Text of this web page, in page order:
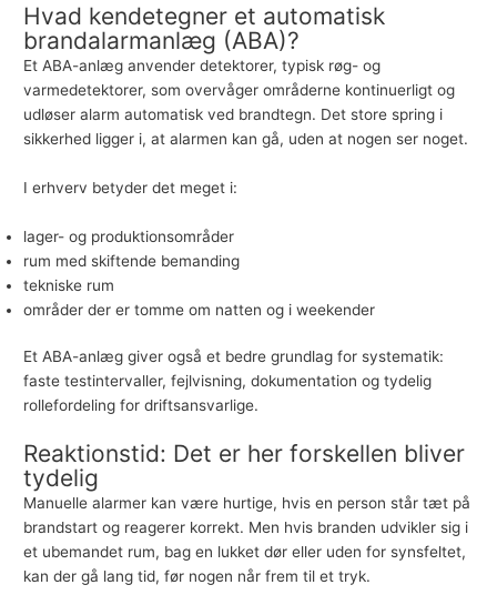
Hvad kendetegner et automatisk
brandalarmanlæg (ABA)?
Et ABA-anlæg anvender detektorer, typisk røg- og
varmedetektorer, som overvåger områderne kontinuerligt og
udløser alarm automatisk ved brandtegn. Det store spring i
sikkerhed ligger i, at alarmen kan gå, uden at nogen ser noget.
I erhverv betyder det meget i:
lager- og produktionsområder
rum med skiftende bemanding
tekniske rum
områder der er tomme om natten og i weekender
Et ABA-anlæg giver også et bedre grundlag for systematik:
faste testintervaller, fejlvisning, dokumentation og tydelig
rollefordeling for driftsansvarlige.
Reaktionstid: Det er her forskellen bliver
tydelig
Manuelle alarmer kan være hurtige, hvis en person står tæt på
brandstart og reagerer korrekt. Men hvis branden udvikler sig i
et ubemandet rum, bag en lukket dør eller uden for synsfeltet,
kan der gå lang tid, før nogen når frem til et tryk.